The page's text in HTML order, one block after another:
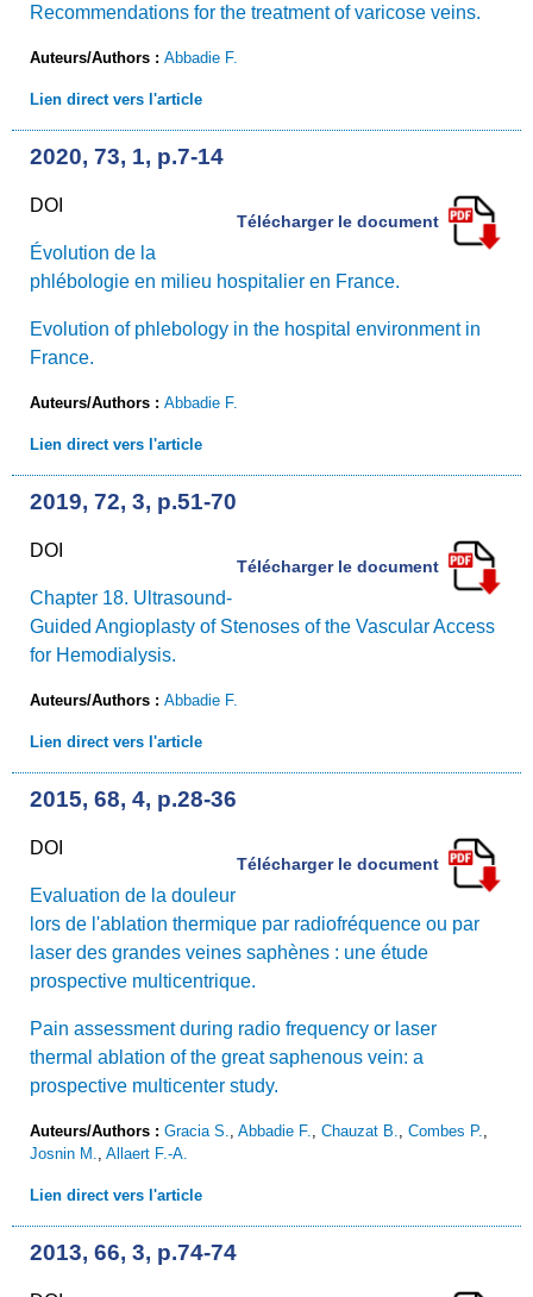
Recommendations for the treatment of varicose veins.
Auteurs/Authors : Abbadie F.
Lien direct vers l'article
2020, 73, 1, p.7-14
DOI
Télécharger le document
Évolution de la
phlébologie en milieu hospitalier en France.
Evolution of phlebology in the hospital environment in
France.
Auteurs/Authors : Abbadie F.
Lien direct vers l'article
2019, 72, 3, p.51-70
DOI
Télécharger le document
Chapter 18. Ultrasound-
Guided Angioplasty of Stenoses of the Vascular Access
for Hemodialysis.
Auteurs/Authors : Abbadie F.
Lien direct vers l'article
2015, 68, 4, p.28-36
DOI
Télécharger le document
Evaluation de la douleur
lors de l'ablation thermique par radiofréquence ou par
laser des grandes veines saphènes : une étude
prospective multicentrique.
Pain assessment during radio frequency or laser
thermal ablation of the great saphenous vein: a
prospective multicenter study.
Auteurs/Authors : Gracia S. Abbadie F. Chauzat B. Combes P.
Josnin M.
Allaert F.-A.
Lien direct vers l'article
2013, 66, 3, p.74-74